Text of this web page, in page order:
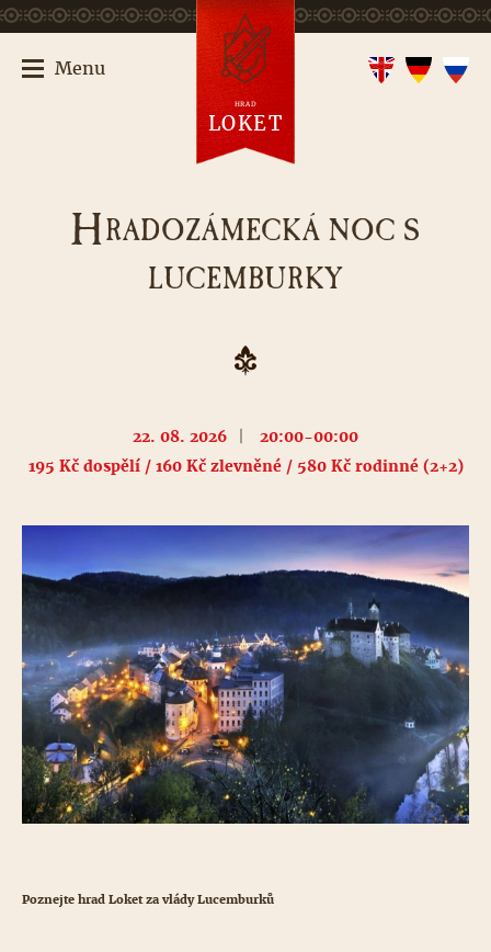
HRADOZÁMECKÁ NOC S
LUCEMBURKY
22. 08. 2026
20:00-00:00
195 Kč dospělí / 160 Kč zlevněné / 580 Kč rodinné (2+2)
Poznejte hrad Loket za vlády Lucemburků
Menu
HRAD
LOKET